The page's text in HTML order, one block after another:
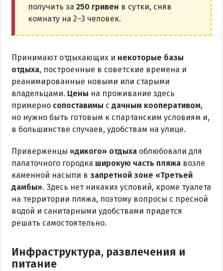
получить за 250 гривен в сутки, сняв
комнату на 2–3 человек.
Принимают отдыхающих и некоторые базы
отдыха, построенные в советские времена и
реанимированные новыми или старыми
владельцами. Цены на проживание здесь
примерно сопоставимы с дачным кооперативом,
но нужно быть готовым к спартанским условиям и,
в большинстве случаев, удобствам на улице.
Приверженцы «дикого» отдыха облюбовали для
палаточного городка широкую часть пляжа возле
каменной насыпи в запретной зоне «Третьей
дамбы». Здесь нет никаких условий, кроме туалета
на территории пляжа, поэтому вопросы с пресной
водой и санитарными удобствами придется
решать самостоятельно.
Инфраструктура, развлечения и
питание